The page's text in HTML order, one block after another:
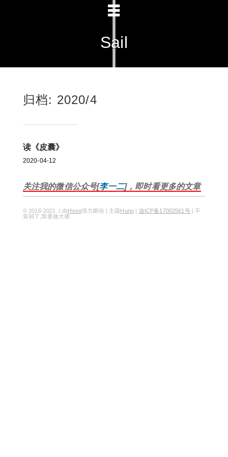
Sail
归档: 2020/4
读《皮囊》
2020-04-12
关注我的微信公众号[李一二]，即时看更多的文章
© 2016-2021. | 由 Hexo强力驱动 | 主题 Huno 渝ICP备17002561号| 不
装弱了,我要做大佬